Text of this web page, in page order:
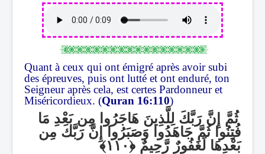
Quant à ceux qui ont émigré après avoir subi
des épreuves, puis ont lutté et ont enduré, ton
Seigneur après cela, est certes Pardonneur et
Miséricordieux. (Quran 16:110)
ثُمَّ إِنَّ رَبَّكَ لِلَّذِينَ هَاجَرُوا مِن بَعْدِ مَا
فُتِنُوا ثُمَّ جَاهَدُوا وَصَبَرُوا إِنَّ رَبَّكَ مِن
بَعْدِهَا لَغَفُورٌ رَّحِيمٌ